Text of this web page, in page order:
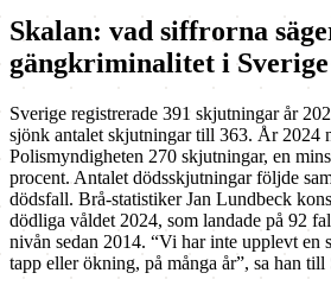
Skalan: vad siffrorna
gängkriminalitet i Sverige
Sverige registrerade 391 skjutningar år
sjönk antalet skjutningar till 363. År 2024
Polismyndigheten 270 skjutningar, en
procent. Antalet dödsskjutningar följde
dödsfall. Brå-statistiker Jan Lundbeck
dödliga våldet 2024, som landade på 92
nivån sedan 2014. “Vi har inte upplevt en
tapp eller ökning, på många år”, sa han till